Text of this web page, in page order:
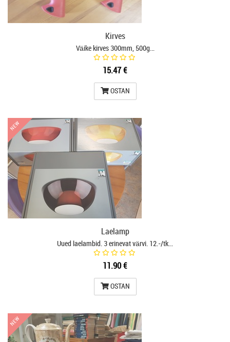
Kirves
Väike kirves 300mm, 500g…
15.47 €
OSTAN
NEW
NEW
Laelamp
Uued laelambid. 3 erinevat värvi. 12.-/tk…
11.90 €
OSTAN
NEW
NEW